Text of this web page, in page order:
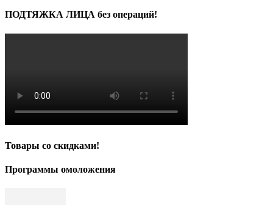
ПОДТЯЖКА ЛИЦА без операций!
Товары со скидками!
Программы омоложения